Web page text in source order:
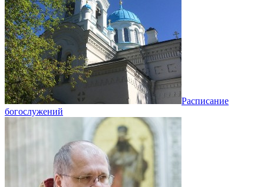
Расписание
богослужений